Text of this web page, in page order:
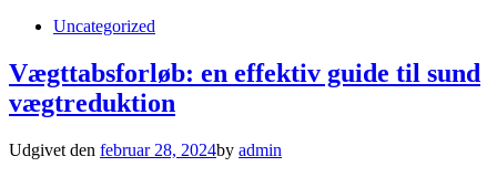
Uncategorized
Vægttabsforløb: en effektiv guide til sund
vægtreduktion
Udgivet den februar 28, 2024by admin